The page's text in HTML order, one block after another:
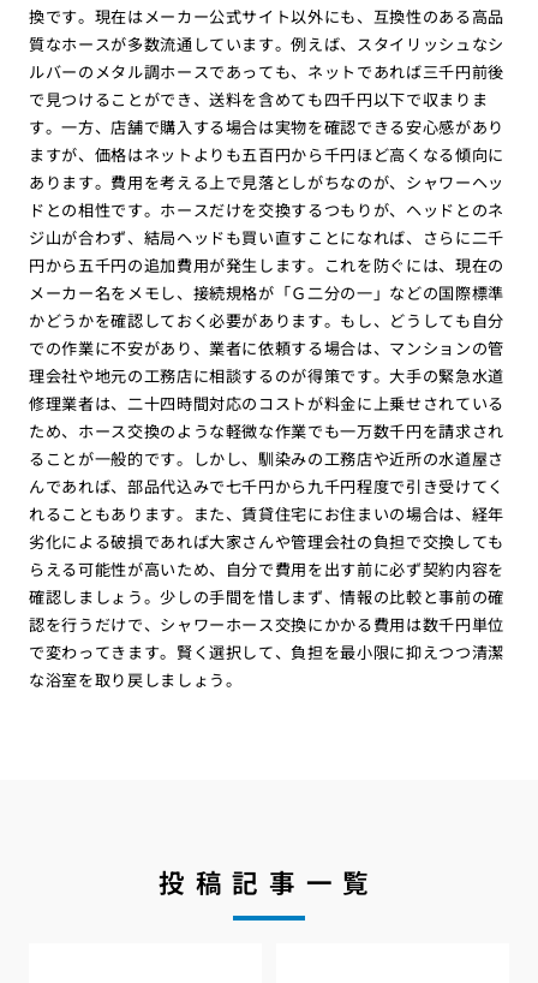
換です。現在はメーカー公式サイト以外にも、互換性のある高品
質なホースが多数流通しています。例えば、スタイリッシュなシ
ルバーのメタル調ホースであっても、ネットであれば三千円前後
で見つけることができ、送料を含めても四千円以下で収まりま
す。一方、店舗で購入する場合は実物を確認できる安心感があり
ますが、価格はネットよりも五百円から千円ほど高くなる傾向に
あります。費用を考える上で見落としがちなのが、シャワーヘッ
ドとの相性です。ホースだけを交換するつもりが、ヘッドとのネ
ジ山が合わず、結局ヘッドも買い直すことになれば、さらに二千
円から五千円の追加費用が発生します。これを防ぐには、現在の
メーカー名をメモし、接続規格が「Ｇ二分の一」などの国際標準
かどうかを確認しておく必要があります。もし、どうしても自分
での作業に不安があり、業者に依頼する場合は、マンションの管
理会社や地元の工務店に相談するのが得策です。大手の緊急水道
修理業者は、二十四時間対応のコストが料金に上乗せされている
ため、ホース交換のような軽微な作業でも一万数千円を請求され
ることが一般的です。しかし、馴染みの工務店や近所の水道屋さ
んであれば、部品代込みで七千円から九千円程度で引き受けてく
れることもあります。また、賃貸住宅にお住まいの場合は、経年
劣化による破損であれば大家さんや管理会社の負担で交換しても
らえる可能性が高いため、自分で費用を出す前に必ず契約内容を
確認しましょう。少しの手間を惜しまず、情報の比較と事前の確
認を行うだけで、シャワーホース交換にかかる費用は数千円単位
で変わってきます。賢く選択して、負担を最小限に抑えつつ清潔
な浴室を取り戻しましょう。
投稿記事一覧